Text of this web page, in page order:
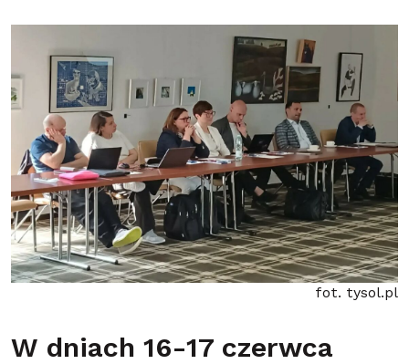
fot. tysol.pl
W dniach 16-17 czerwca